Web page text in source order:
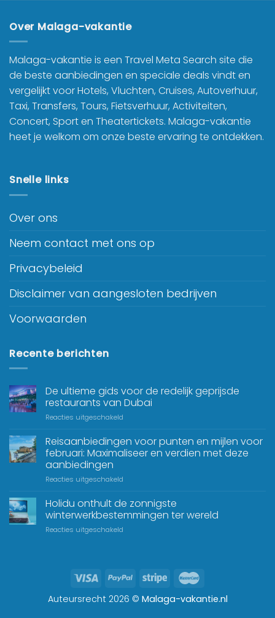
Over Malaga-vakantie
Malaga-vakantie is een Travel Meta Search site die
de beste aanbiedingen en speciale deals vindt en
vergelijkt voor Hotels, Vluchten, Cruises, Autoverhuur,
Taxi, Transfers, Tours, Fietsverhuur, Activiteiten,
Concert, Sport en Theatertickets. Malaga-vakantie
heet je welkom om onze beste ervaring te ontdekken.
Snelle links
Over ons
Neem contact met ons op
Privacybeleid
Disclaimer van aangesloten bedrijven
Voorwaarden
Recente berichten
De ultieme gids voor de redelijk geprijsde
restaurants van Dubai
Reacties uitgeschakeld
Reisaanbiedingen voor punten en mijlen voor
februari: Maximaliseer en verdien met deze
aanbiedingen
Reacties uitgeschakeld
Holidu onthult de zonnigste
winterwerkbestemmingen ter wereld
Reacties uitgeschakeld
Auteursrecht 2026 © Malaga-vakantie.nl